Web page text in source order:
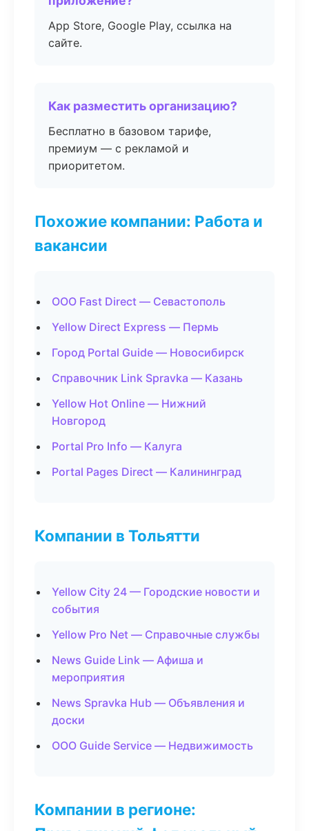
App Store, Google Play, ссылка на
сайте.
Как разместить организацию?
Бесплатно в базовом тарифе,
премиум — с рекламой и
приоритетом.
Похожие компании: Работа и
вакансии
ООО Fast Direct — Севастополь
Yellow Direct Express — Пермь
Город Portal Guide — Новосибирск
Справочник Link Spravka — Казань
Yellow Hot Online — Нижний
Новгород
Portal Pro Info — Калуга
Portal Pages Direct — Калининград
Компании в Тольятти
Yellow City 24 — Городские новости и
события
Yellow Pro Net — Справочные службы
News Guide Link — Афиша и
мероприятия
News Spravka Hub — Объявления и
доски
ООО Guide Service — Недвижимость
Компании в регионе: